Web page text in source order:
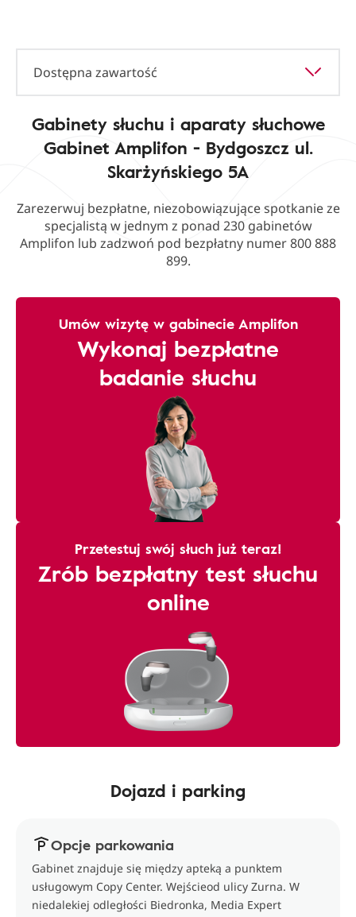
Dostępna zawartość
Gabinety słuchu i aparaty słuchowe
Gabinet Amplifon - Bydgoszcz ul.
Skarżyńskiego 5A
Zarezerwuj bezpłatne, niezobowiązujące spotkanie ze
specjalistą w jednym z ponad 230 gabinetów
Amplifon lub zadzwoń pod bezpłatny numer 800 888
899.
Umów wizytę w gabinecie Amplifon
Wykonaj bezpłatne
badanie słuchu
Przetestuj swój słuch już teraz!
Zrób bezpłatny test słuchu
online
Dojazd i parking
Opcje parkowania
Gabinet znajduje się między apteką a punktem
usługowym Copy Center. Wejścieod ulicy Zurna. W
niedalekiej odległości Biedronka, Media Expert